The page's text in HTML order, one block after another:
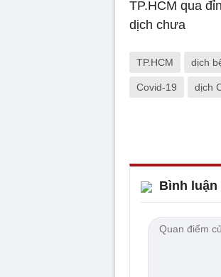
TP.HCM dịch
Covid-19 dịch
Bình luận